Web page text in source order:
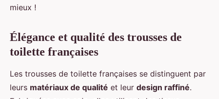
mieux !
Élégance et qualité des trousses de
toilette françaises
Les trousses de toilette françaises se distinguent par
leurs matériaux de qualité et leur design raffiné.